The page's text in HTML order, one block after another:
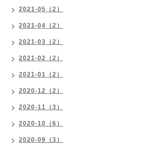
2021-05（2）
2021-04（2）
2021-03（2）
2021-02（2）
2021-01（2）
2020-12（2）
2020-11（3）
2020-10（6）
2020-09（3）